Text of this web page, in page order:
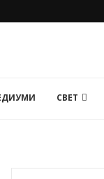
СВЕТ